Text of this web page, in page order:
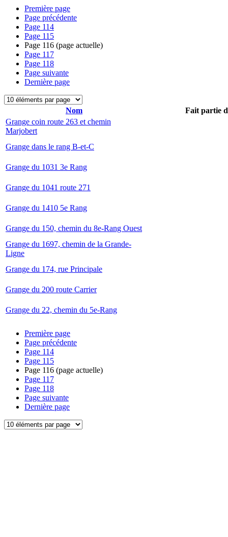
Première page
Page précédente
Page 114
Page 115
Page 116 (page actuelle)
Page 117
Page 118
Page suivante
Dernière page
Nom
Fait partie
Grange coin route 263 et chemin
Marjobert
Grange dans le rang B-et-C
Grange du 1031 3e Rang
Grange du 1041 route 271
Grange du 1410 5e Rang
Grange du 150, chemin du 8e-Rang Ouest
Grange du 1697, chemin de la Grande-
Ligne
Grange du 174, rue Principale
Grange du 200 route Carrier
Grange du 22, chemin du 5e-Rang
Première page
Page précédente
Page 114
Page 115
Page 116 (page actuelle)
Page 117
Page 118
Page suivante
Dernière page